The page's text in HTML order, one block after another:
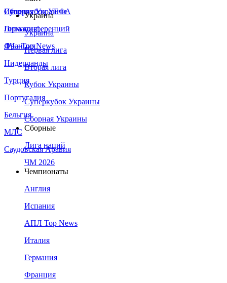
Сборная Украины
Италия
Германия
Франция
Нидерланды
Турция
Португалия
Бельгия
МЛС
Саудовская Аравия
Суперкубок УЕФА
Лига конференций
ЛЧ - Top News
Украина
Украина
Первая лига
Вторая лига
Кубок Украины
Суперкубок Украины
Сборная Украины
Сборные
Лига наций
ЧМ 2026
Чемпионаты
Англия
Испания
АПЛ Top News
Италия
Германия
Франция